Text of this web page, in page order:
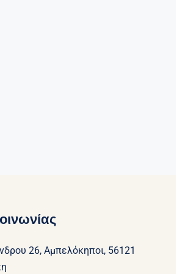
26, Αμπελόκηποι, 56121